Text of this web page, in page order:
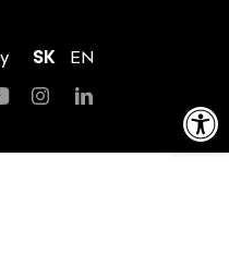
Open toolbar
SK EN